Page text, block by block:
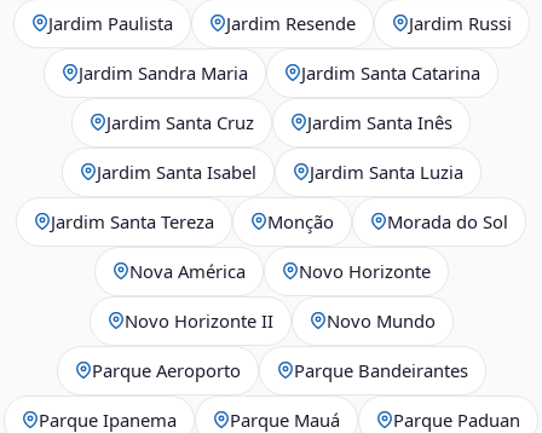
Jardim Paulista Jardim Resende Jardim Russi
Jardim Sandra Maria Jardim Santa Catarina
Jardim Santa Cruz Jardim Santa Inês
Jardim Santa Isabel Jardim Santa Luzia
Jardim Santa Tereza Monção Morada do Sol
Nova América Novo Horizonte
Novo Horizonte II Novo Mundo
Parque Aeroporto Parque Bandeirantes
Parque Ipanema Parque Mauá Parque Paduan